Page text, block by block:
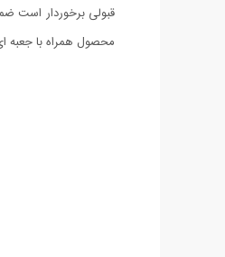
قبولی برخوردار است
محصول همراه با جعبه